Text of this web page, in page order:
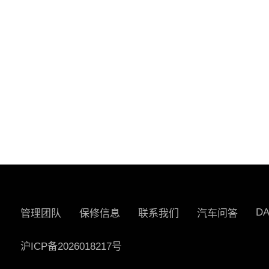
管理团队 保修信息 联系我们 汽车问答
沪ICP备2026018217号